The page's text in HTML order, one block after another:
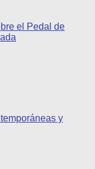
el Pedal de
y